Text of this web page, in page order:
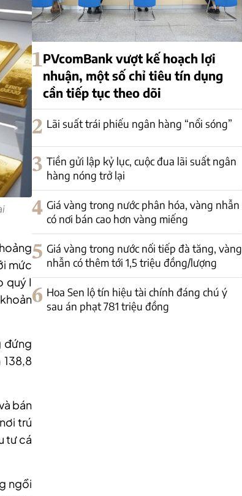
mức
quý I
đứng
138,8
bán
trú
tư cá
ngồi
1PVcomBank vượt kế hoạch lợi
nhuận, một số chỉ tiêu tín dụng
cần tiếp tục theo dõi
2 Lãi suất trái phiếu ngân hàng “nổi sóng”
3 Tiền gửi lập kỷ lục, cuộc đua lãi suất ngân
hàng nóng trở lại
4 Giá vàng trong nước phân hóa, vàng nhẫn
có nơi bán cao hơn vàng miếng
5 Giá vàng trong nước nối tiếp đà tăng, vàng
nhẫn có thêm tới 1,5 triệu đồng/lượng
6 Hoa Sen lộ tín hiệu tài chính đáng chú ý
sau án phạt 781 triệu đồng